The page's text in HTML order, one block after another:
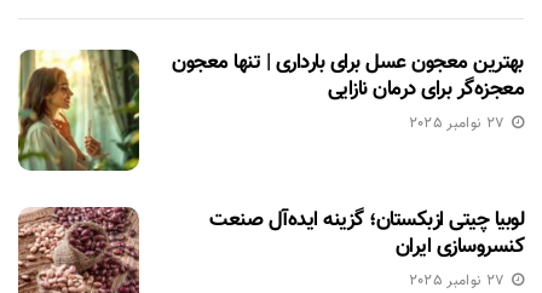
بهترین معجون عسل برای بارداری | تنها معجون
معجزه‌گر برای درمان نازایی
27 نوامبر 2025
لوبیا چیتی ازبکستان؛ گزینه ایده‌آل صنعت
کنسروسازی ایران
27 نوامبر 2025